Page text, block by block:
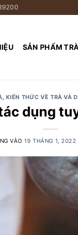
SẢN PHẨM TRÀ
, KIẾN THỨC VỀ TRÀ VÀ
dụng
VÀO19 THÁNG 1, 2022